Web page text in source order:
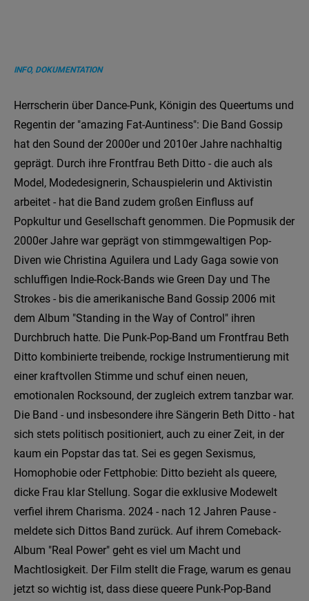
INFO, DOKUMENTATION
Herrscherin über Dance-Punk, Königin des Queertums und
Regentin der "amazing Fat-Auntiness": Die Band Gossip
hat den Sound der 2000er und 2010er Jahre nachhaltig
geprägt. Durch ihre Frontfrau Beth Ditto - die auch als
Model, Modedesignerin, Schauspielerin und Aktivistin
arbeitet - hat die Band zudem großen Einfluss auf
Popkultur und Gesellschaft genommen. Die Popmusik der
2000er Jahre war geprägt von stimmgewaltigen Pop-
Diven wie Christina Aguilera und Lady Gaga sowie von
schluffigen Indie-Rock-Bands wie Green Day und The
Strokes - bis die amerikanische Band Gossip 2006 mit
dem Album "Standing in the Way of Control" ihren
Durchbruch hatte. Die Punk-Pop-Band um Frontfrau Beth
Ditto kombinierte treibende, rockige Instrumentierung mit
einer kraftvollen Stimme und schuf einen neuen,
emotionalen Rocksound, der zugleich extrem tanzbar war.
Die Band - und insbesondere ihre Sängerin Beth Ditto - hat
sich stets politisch positioniert, auch zu einer Zeit, in der
kaum ein Popstar das tat. Sei es gegen Sexismus,
Homophobie oder Fettphobie: Ditto bezieht als queere,
dicke Frau klar Stellung. Sogar die exklusive Modewelt
verfiel ihrem Charisma. 2024 - nach 12 Jahren Pause -
meldete sich Dittos Band zurück. Auf ihrem Comeback-
Album "Real Power" geht es viel um Macht und
Machtlosigkeit. Der Film stellt die Frage, warum es genau
jetzt so wichtig ist, dass diese queere Punk-Pop-Band